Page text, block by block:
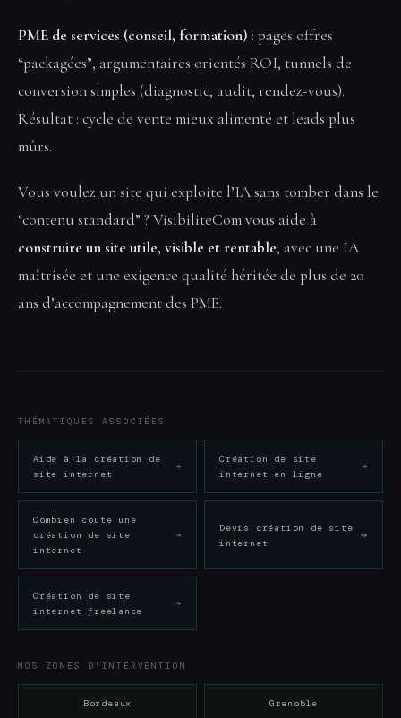
PME de services (conseil, formation) : pages offres
“packagées”, argumentaires orientés ROI, tunnels de
conversion simples (diagnostic, audit, rendez-vous).
Résultat : cycle de vente mieux alimenté et leads plus
mûrs.
Vous voulez un site qui exploite l’IA sans tomber dans le
“contenu standard” ? VisibiliteCom vous aide à
construire un site utile, visible et rentable, avec une IA
maîtrisée et une exigence qualité héritée de plus de 20
ans d’accompagnement des PME.
THÉMATIQUES ASSOCIÉES
Aide à la création de
site internet
Création de site
internet en ligne
Combien coute une
création de site
internet
Devis création de site
internet
Création de site
internet freelance
NOS ZONES D'INTERVENTION
Bordeaux Grenoble